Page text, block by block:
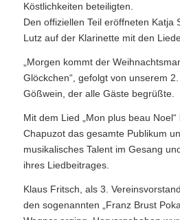
Köstlichkeiten beteiligten.
Den offiziellen Teil eröffneten Katja
Lutz auf der Klarinette mit den
„Morgen kommt der
Glöckchen“, gefolgt von unserem
Gößwein, der alle Gäste begrüßte.
Mit dem Lied „Mon plus beau
Chapuzot das gesamte Publikum
musikalisches Talent im Gesang
ihres Liedbeitrages.
Klaus Fritsch, als 3.
den sogenannten „Franz Brust